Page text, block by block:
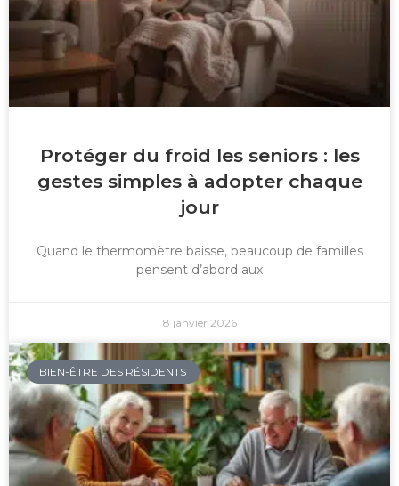
Protéger du froid les seniors : les
gestes simples à adopter chaque
jour
Quand le thermomètre baisse, beaucoup de familles
pensent d’abord aux
8 janvier 2026
BIEN-ÊTRE DES RÉSIDENTS